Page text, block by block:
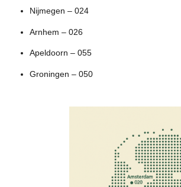
Nijmegen – 024
Arnhem – 026
Apeldoorn – 055
Groningen – 050